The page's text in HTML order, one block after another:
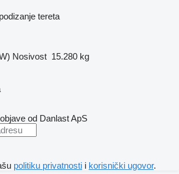
tereta
Nosivost 15.280 kg
od Danlast ApS
politiku privatnosti i korisnički ugovor.